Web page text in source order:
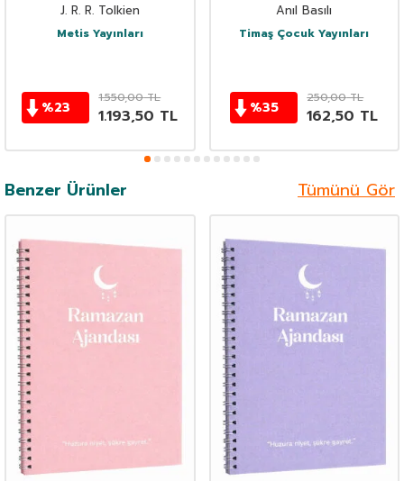
J. R. R. Tolkien
Metis Yayınları
%23
1.550,00TL
1.193,50 TL
Anıl Basılı
Timaş Çocuk Yayınları
%35
250,00TL
162,50 TL
Benzer Ürünler Tümünü Gör